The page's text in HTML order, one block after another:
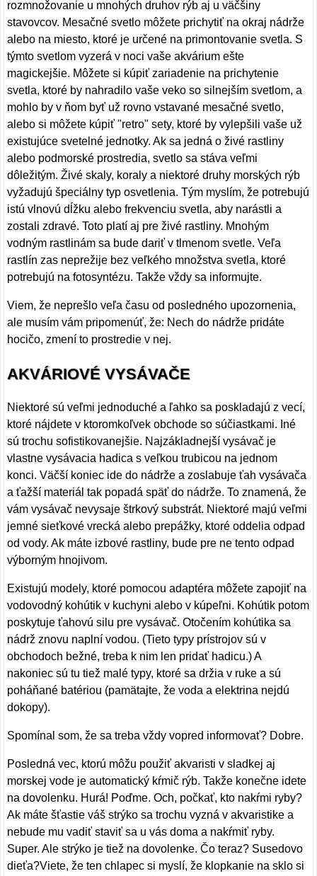
rozmnožovanie u mnohých druhov rýb aj u väčšiny
stavovcov. Mesačné svetlo môžete prichytiť na okraj nádrže
alebo na miesto, ktoré je určené na primontovanie svetla. S
týmto svetlom vyzerá v noci vaše akvárium ešte
magickejšie. Môžete si kúpiť zariadenie na prichytenie
svetla, ktoré by nahradilo vaše veko so silnejším svetlom, a
mohlo by v ňom byť už rovno vstavané mesačné svetlo,
alebo si môžete kúpiť "retro" sety, ktoré by vylepšili vaše už
existujúce svetelné jednotky. Ak sa jedná o živé rastliny
alebo podmorské prostredia, svetlo sa stáva veľmi
dôležitým. Živé skaly, koraly a niektoré druhy morských rýb
vyžadujú špeciálny typ osvetlenia. Tým myslím, že potrebujú
istú vlnovú dĺžku alebo frekvenciu svetla, aby narástli a
zostali zdravé. Toto platí aj pre živé rastliny. Mnohým
vodným rastlinám sa bude dariť v tlmenom svetle. Veľa
rastlín zas neprežije bez veľkého množstva svetla, ktoré
potrebujú na fotosyntézu. Takže vždy sa informujte.
Viem, že neprešlo veľa času od posledného upozornenia,
ale musím vám pripomenúť, že: Nech do nádrže pridáte
hocičo, zmení to prostredie v nej.
AKVÁRIOVÉ VYSÁVAČE
Niektoré sú veľmi jednoduché a ľahko sa poskladajú z vecí,
ktoré nájdete v ktoromkoľvek obchode so súčiastkami. Iné
sú trochu sofistikovanejšie. Najzákladnejší vysávač je
vlastne vysávacia hadica s veľkou trubicou na jednom
konci. Väčší koniec ide do nádrže a zoslabuje ťah vysávača
a ťažší materiál tak popadá späť do nádrže. To znamená, že
vám vysávač nevysaje štrkový substrát. Niektoré majú veľmi
jemné sieťkové vrecká alebo prepážky, ktoré oddelia odpad
od vody. Ak máte izbové rastliny, bude pre ne tento odpad
výborným hnojivom.
Existujú modely, ktoré pomocou adaptéra môžete zapojiť na
vodovodný kohútik v kuchyni alebo v kúpeľni. Kohútik potom
poskytuje ťahovú silu pre vysávač. Otočením kohútika sa
nádrž znovu naplní vodou. (Tieto typy prístrojov sú v
obchodoch bežné, treba k nim len pridať hadicu.) A
nakoniec sú tu tiež malé typy, ktoré sa držia v ruke a sú
poháňané batériou (pamätajte, že voda a elektrina nejdú
dokopy).
Spomínal som, že sa treba vždy vopred informovať? Dobre.
Posledná vec, ktorú môžu použiť akvaristi v sladkej aj
morskej vode je automatický kŕmič rýb. Takže konečne idete
na dovolenku. Hurá! Poďme. Och, počkať, kto nakŕmi ryby?
Ak máte šťastie váš strýko sa trochu vyzná v akvaristike a
nebude mu vadiť staviť sa u vás doma a nakŕmiť ryby.
Super. Ale strýko je tiež na dovolenke. Čo teraz? Susedovo
dieťa?Viete, že ten chlapec si myslí, že klopkanie na sklo si